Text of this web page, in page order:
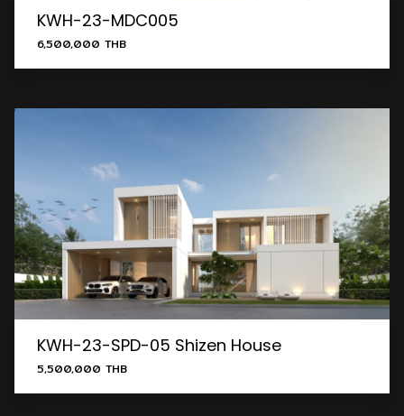
KWH-23-MDC005
6,500,000 THB
KWH-23-SPD-05 Shizen House
5,500,000 THB